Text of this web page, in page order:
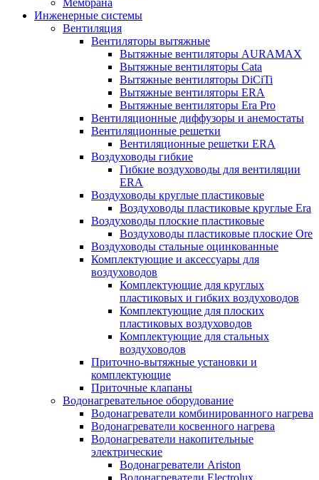
Мембрана
Инженерные системы
Вентиляция
Вентиляторы вытяжные
Вытяжные вентиляторы AURAMAX
Вытяжные вентиляторы Cata
Вытяжные вентиляторы DiCiTi
Вытяжные вентиляторы ERA
Вытяжные вентиляторы Era Pro
Вентиляционные диффузоры и анемостаты
Вентиляционные решетки
Вентиляционные решетки ERA
Воздуховоды гибкие
Гибкие воздуховоды для вентиляции
ERA
Воздуховоды круглые пластиковые
Воздуховоды пластиковые круглые Era
Воздуховоды плоские пластиковые
Воздуховоды пластиковые плоские Ore
Воздуховоды стальные оцинкованные
Комплектующие и аксессуары для
воздуховодов
Комплектующие для круглых
пластиковых и гибких воздуховодов
Комплектующие для плоских
пластиковых воздуховодов
Комплектующие для стальных
воздуховодов
Приточно-вытяжные установки и
комплектующие
Приточные клапаны
Водонагревательное оборудование
Водонагреватели комбинированного нагрева
Водонагреватели косвенного нагрева
Водонагреватели накопительные
электрические
Водонагреватели Ariston